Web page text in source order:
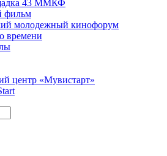
43 ММКФ
фильм
молодежный кинофорум
времени
центр «Мувистарт»